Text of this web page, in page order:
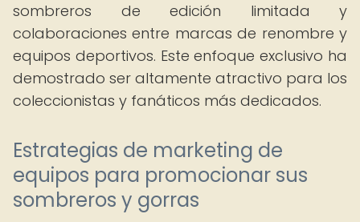
sombreros de edición limitada y
colaboraciones entre marcas de renombre y
equipos deportivos. Este enfoque exclusivo ha
demostrado ser altamente atractivo para los
coleccionistas y fanáticos más dedicados.
Estrategias de marketing de
equipos para promocionar sus
sombreros y gorras